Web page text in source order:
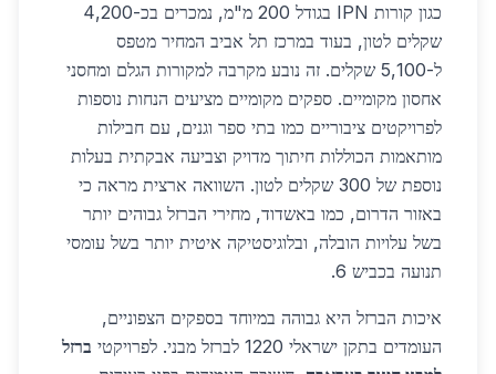
כגון קורות IPN בגודל 200 מ"מ, נמכרים בכ-4,200
שקלים לטון, בעוד במרכז תל אביב המחיר מטפס
ל-5,100 שקלים. זה נובע מקרבה למקורות הגלם ומחסני
אחסון מקומיים. ספקים מקומיים מציעים הנחות נוספות
לפרויקטים ציבוריים כמו בתי ספר וגנים, עם חבילות
מותאמות הכוללות חיתוך מדויק וצביעה אבקתית בעלות
נוספת של 300 שקלים לטון. השוואה ארצית מראה כי
באזור הדרום, כמו באשדוד, מחירי הברזל גבוהים יותר
בשל עלויות הובלה, ובלוגיסטיקה איטית יותר בשל עומסי
תנועה בכביש 6.
איכות הברזל היא גבוהה במיוחד בספקים הצפוניים,
העומדים בתקן ישראלי 1220 לברזל מבני. לפרויקטי
ברזל